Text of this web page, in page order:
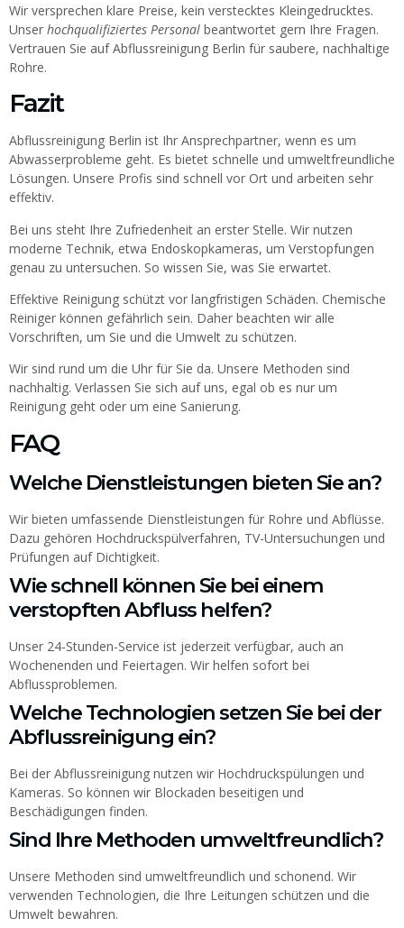
Wir versprechen klare Preise, kein verstecktes Kleingedrucktes.
Unser hochqualifiziertes Personal beantwortet gern Ihre Fragen.
Vertrauen Sie auf Abflussreinigung Berlin für saubere, nachhaltige
Rohre.
Fazit
Abflussreinigung Berlin ist Ihr Ansprechpartner, wenn es um
Abwasserprobleme geht. Es bietet schnelle und umweltfreundliche
Lösungen. Unsere Profis sind schnell vor Ort und arbeiten sehr
effektiv.
Bei uns steht Ihre Zufriedenheit an erster Stelle. Wir nutzen
moderne Technik, etwa Endoskopkameras, um Verstopfungen
genau zu untersuchen. So wissen Sie, was Sie erwartet.
Effektive Reinigung schützt vor langfristigen Schäden. Chemische
Reiniger können gefährlich sein. Daher beachten wir alle
Vorschriften, um Sie und die Umwelt zu schützen.
Wir sind rund um die Uhr für Sie da. Unsere Methoden sind
nachhaltig. Verlassen Sie sich auf uns, egal ob es nur um
Reinigung geht oder um eine Sanierung.
FAQ
Welche Dienstleistungen bieten Sie an?
Wir bieten umfassende Dienstleistungen für Rohre und Abflüsse.
Dazu gehören Hochdruckspülverfahren, TV-Untersuchungen und
Prüfungen auf Dichtigkeit.
Wie schnell können Sie bei einem
verstopften Abfluss helfen?
Unser 24-Stunden-Service ist jederzeit verfügbar, auch an
Wochenenden und Feiertagen. Wir helfen sofort bei
Abflussproblemen.
Welche Technologien setzen Sie bei der
Abflussreinigung ein?
Bei der Abflussreinigung nutzen wir Hochdruckspülungen und
Kameras. So können wir Blockaden beseitigen und
Beschädigungen finden.
Sind Ihre Methoden umweltfreundlich?
Unsere Methoden sind umweltfreundlich und schonend. Wir
verwenden Technologien, die Ihre Leitungen schützen und die
Umwelt bewahren.